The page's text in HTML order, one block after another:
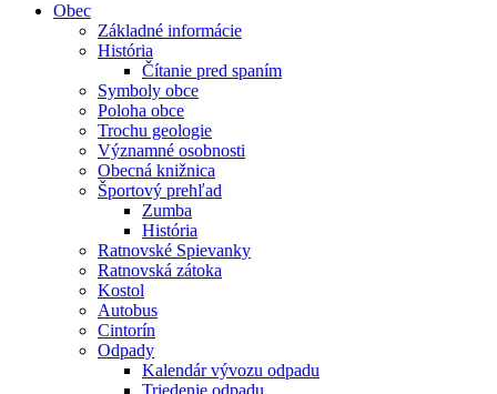
Obec
Základné informácie
História
Čítanie pred spaním
Symboly obce
Poloha obce
Trochu geologie
Významné osobnosti
Obecná knižnica
Športový prehľad
Zumba
História
Ratnovské Spievanky
Ratnovská zátoka
Kostol
Autobus
Cintorín
Odpady
Kalendár vývozu odpadu
Triedenie odpadu